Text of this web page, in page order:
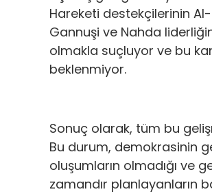
Hareketi destekçilerinin
Gannuşi ve Nahda
olmakla suçluyor ve bu
beklenmiyor.
Sonuç olarak, tüm bu
Bu durum, demokrasinin
oluşumların olmadığı ve
zamandır planlayanların